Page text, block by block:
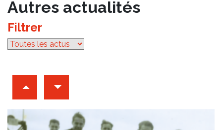
Autres actualités
Filtrer
Archives d'articles